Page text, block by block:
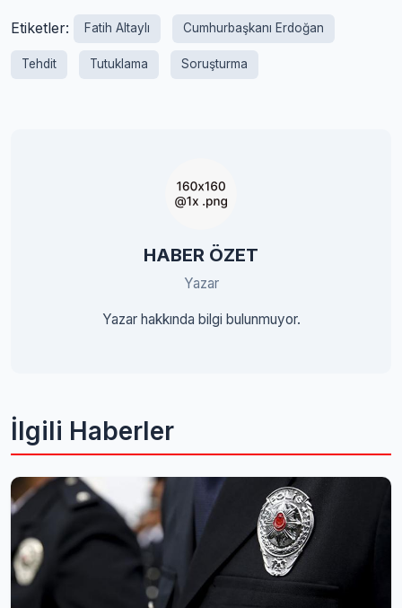
Etiketler: Fatih Altaylı Cumhurbaşkanı Erdoğan
Tehdit Tutuklama Soruşturma
HABER ÖZET
Yazar
Yazar hakkında bilgi bulunmuyor.
İlgili Haberler